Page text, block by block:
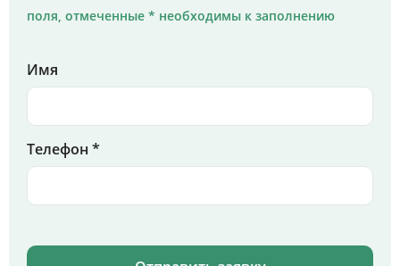
поля, отмеченные * необходимы к заполнению
Имя
Телефон *